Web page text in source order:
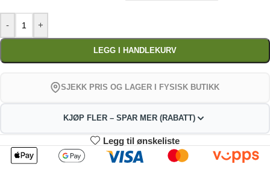
- +
LEGG I HANDLEKURV
SJEKK PRIS OG LAGER I FYSISK BUTIKK
KJØP FLER – SPAR MER (RABATT)
2
297.99
kr
3-4
294.98
Legg til ønskeliste